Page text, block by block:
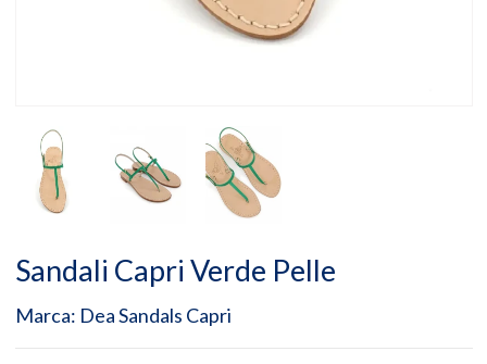
Sandali Capri Verde Pelle
Marca: Dea Sandals Capri